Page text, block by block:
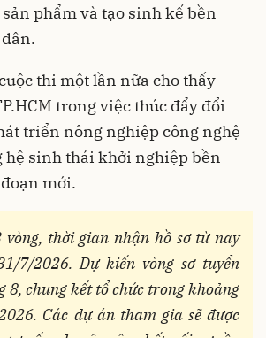
phẩm và tạo sinh kế bền
thi một lần nữa cho thấy
trong việc thúc đẩy đổi
triển nông nghiệp công nghệ
hệ sinh thái khởi nghiệp bền
mới.
vòng, thời gian nhận hồ sơ từ nay
7/2026. Dự kiến vòng sơ tuyển
8, chung kết tổ chức trong khoảng
Các dự án tham gia sẽ được